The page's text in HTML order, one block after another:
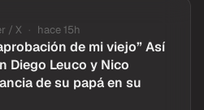
/ X hace 15h
de mi viejo” Así
Diego Leuco y Nico
de su papá en su